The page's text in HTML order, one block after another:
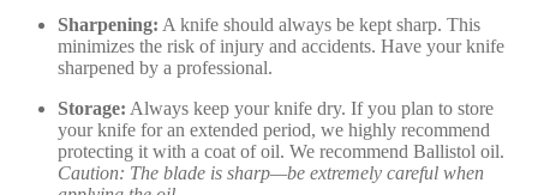
Sharpening: A knife should always be kept sharp. This
minimizes the risk of injury and accidents. Have your knife
sharpened by a professional.
Storage: Always keep your knife dry. If you plan to store
your knife for an extended period, we highly recommend
protecting it with a coat of oil. We recommend Ballistol oil.
Caution: The blade is sharp—be extremely careful when